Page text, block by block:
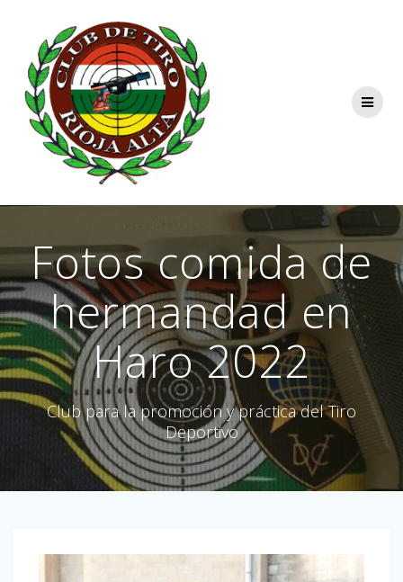
Fotos comida de
hermandad en
Haro 2022
Club para la promoción y práctica del Tiro
Deportivo